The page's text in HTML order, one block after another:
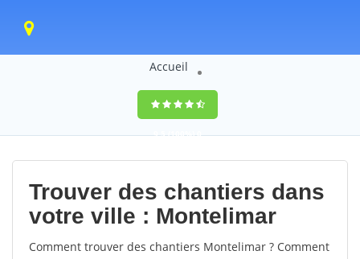
Accueil
9,5(100%)0
votes
Trouver des chantiers dans
votre ville : Montelimar
Comment trouver des chantiers Montelimar ? Comment